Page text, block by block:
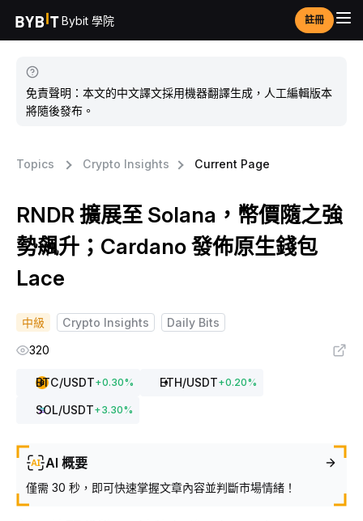
Bybit 學院 註冊
免責聲明：本文的中文譯文採用機器翻譯生成，人工編輯版本
將隨後發布。
Topics Crypto Insights Current Page
RNDR 擴展至 Solana，幣價隨之強
勢飆升；Cardano 發佈原生錢包
Lace
中級 Crypto Insights
Daily Bits
320
BTC/USDT+0.30% ETH/USDT+0.20%
SOL/USDT+3.30%
AI 概要
僅需 30 秒，即可快速掌握文章內容並判斷市場情緒！